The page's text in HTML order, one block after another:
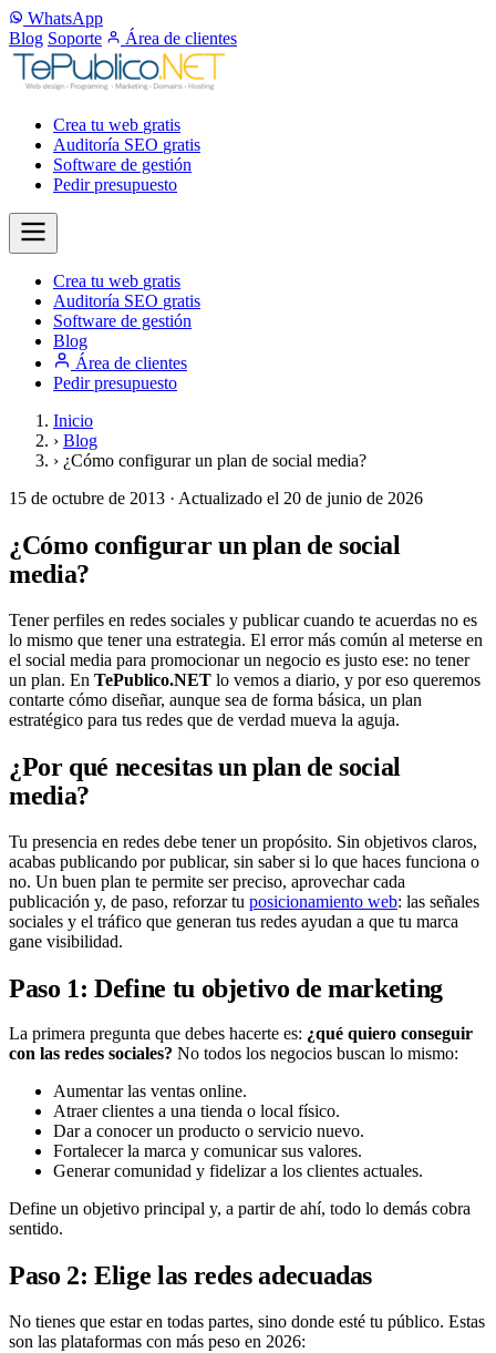
WhatsApp
Blog Soporte Área de clientes
Crea tu web gratis
Auditoría SEO gratis
Software de gestión
Pedir presupuesto
Crea tu web gratis
Auditoría SEO gratis
Software de gestión
Blog
Área de clientes
Pedir presupuesto
Inicio
› Blog
› ¿Cómo configurar un plan de social media?
15 de octubre de 2013 · Actualizado el 20 de junio de 2026
¿Cómo configurar un plan de social
media?
Tener perfiles en redes sociales y publicar cuando te acuerdas no es
lo mismo que tener una estrategia. El error más común al meterse en
el social media para promocionar un negocio es justo ese: no tener
un plan. En TePublico.NET lo vemos a diario, y por eso queremos
contarte cómo diseñar, aunque sea de forma básica, un plan
estratégico para tus redes que de verdad mueva la aguja.
¿Por qué necesitas un plan de social
media?
Tu presencia en redes debe tener un propósito. Sin objetivos claros,
acabas publicando por publicar, sin saber si lo que haces funciona o
no. Un buen plan te permite ser preciso, aprovechar cada
publicación y, de paso, reforzar tu posicionamiento web: las señales
sociales y el tráfico que generan tus redes ayudan a que tu marca
gane visibilidad.
Paso 1: Define tu objetivo de marketing
La primera pregunta que debes hacerte es: ¿qué quiero conseguir
con las redes sociales? No todos los negocios buscan lo mismo:
Aumentar las ventas online.
Atraer clientes a una tienda o local físico.
Dar a conocer un producto o servicio nuevo.
Fortalecer la marca y comunicar sus valores.
Generar comunidad y fidelizar a los clientes actuales.
Define un objetivo principal y, a partir de ahí, todo lo demás cobra
sentido.
Paso 2: Elige las redes adecuadas
No tienes que estar en todas partes, sino donde esté tu público. Estas
son las plataformas con más peso en 2026: